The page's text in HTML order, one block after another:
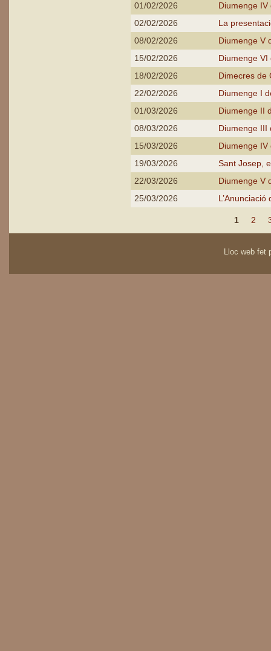
01/02/2026
Diumenge
02/02/2026
La
08/02/2026
Diumenge V
15/02/2026
Diumenge
18/02/2026
Dimecres de
22/02/2026
Diumenge I
01/03/2026
Diumenge II
08/03/2026
Diumenge III
15/03/2026
Diumenge
19/03/2026
Sant Josep,
22/03/2026
Diumenge V
25/03/2026
L’Anunciació
1 2
Lloc web fet